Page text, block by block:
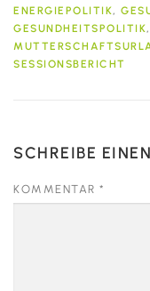
ENERGIEPOLITIK,
GESUNDHEITSPOLITIK,
SESSIONSBERICHT
SCHREIBE
KOMMENTAR *